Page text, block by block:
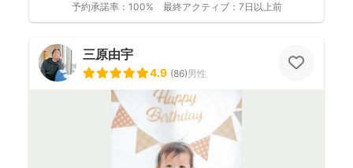
予約承諾率： 100% 最終アクティブ： 7日以上前
三原由宇
4.9 (86)男性